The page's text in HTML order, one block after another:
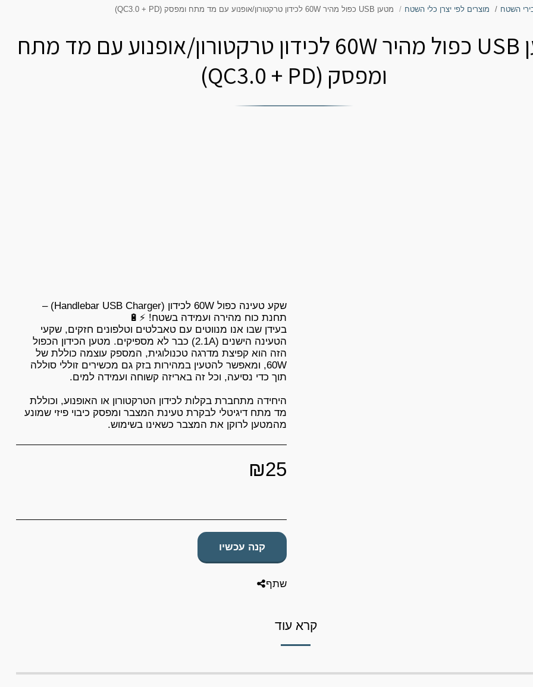
השטח מוצרים לפי יצרן כלי השטח מטען USB כפול מהיר 60W לכידון טרקטורון/אופנוע עם מד מתח ומפסק (QC3.0 + PD)
מטען USB כפול מהיר 60W לכידון טרקטורון/אופנוע עם מד מתח
ומפסק (QC3.0 + PD)
שקע טעינה כפול 60W לכידון (Handlebar USB Charger) –
בעידן שבו אנו מנווטים עם טאבלטים וטלפונים חזקים, שקעי
הטעינה הישנים (2.1A) כבר לא מספיקים. מטען הכידון הכפול
הזה הוא קפיצת מדרגה טכנולוגית, המספק עוצמה כוללת של
60W, ומאפשר להטעין במהירות בזק גם מכשירים זוללי סוללה
היחידה מתחברת בקלות לכידון הטרקטורון או האופנוע, וכוללת
מד מתח דיגיטלי לבקרת טעינת המצבר ומפסק כיבוי פיזי שמונע
מהמטען לרוקן את המצבר כשאינו בשימוש.
₪25
קנה עכשיו
שתף
קרא עוד